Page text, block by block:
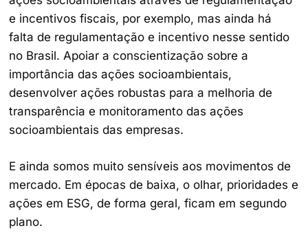
e incentivos fiscais, por exemplo, mas ainda há
falta de regulamentação e incentivo nesse sentido
no Brasil. Apoiar a conscientização sobre a
importância das ações socioambientais,
desenvolver ações robustas para a melhoria de
transparência e monitoramento das ações
socioambientais das empresas.
E ainda somos muito sensíveis aos movimentos de
mercado. Em épocas de baixa, o olhar, prioridades e
ações em ESG, de forma geral, ficam em segundo
plano.